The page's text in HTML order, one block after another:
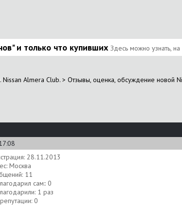
и только что купивших Здесь можно узнать,
Almera Club. > Отзывы, оценка, обсуждение новой
28.11.2013
Москва
11
сам:: 0
1 раз
0